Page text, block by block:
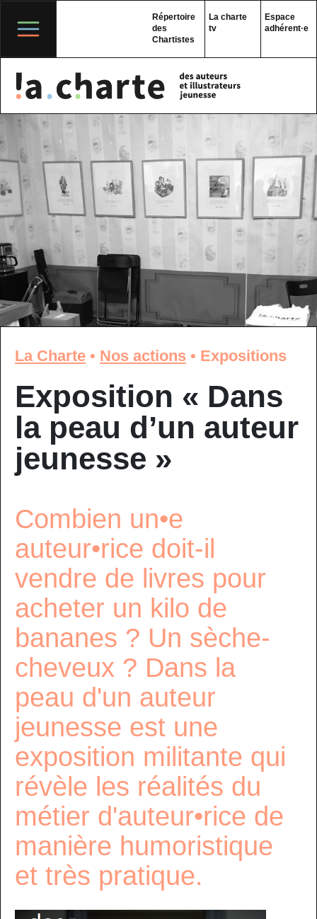
content
Répertoire
des
Chartistes
La charte
tv
Espace
adhérent·e
La Charte • Nos actions • Expositions
Exposition « Dans
la peau d’un auteur
jeunesse »
Combien un•e
auteur•rice doit-il
vendre de livres pour
acheter un kilo de
bananes ? Un sèche-
cheveux ? Dans la
peau d'un auteur
jeunesse est une
exposition militante qui
révèle les réalités du
métier d'auteur•rice de
manière humoristique
et très pratique.